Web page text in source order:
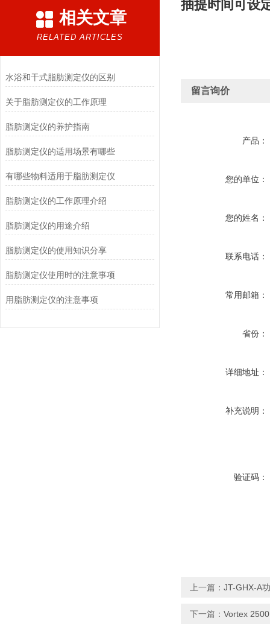
相关文章
RELATED ARTICLES
水浴和干式脂肪测定仪的区别
关于脂肪测定仪的工作原理
脂肪测定仪的养护指南
脂肪测定仪的适用场景有哪些
有哪些物料适用于脂肪测定仪
脂肪测定仪的工作原理介绍
脂肪测定仪的用途介绍
脂肪测定仪的使用知识分享
脂肪测定仪使用时的注意事项
用脂肪测定仪的注意事项
抽提时间可设
留言询价
产品：
您的单位：
您的姓名：
联系电话：
常用邮箱：
省份：
详细地址：
补充说明：
验证码：
上一篇： JT-GHX-A
下一篇： Vortex